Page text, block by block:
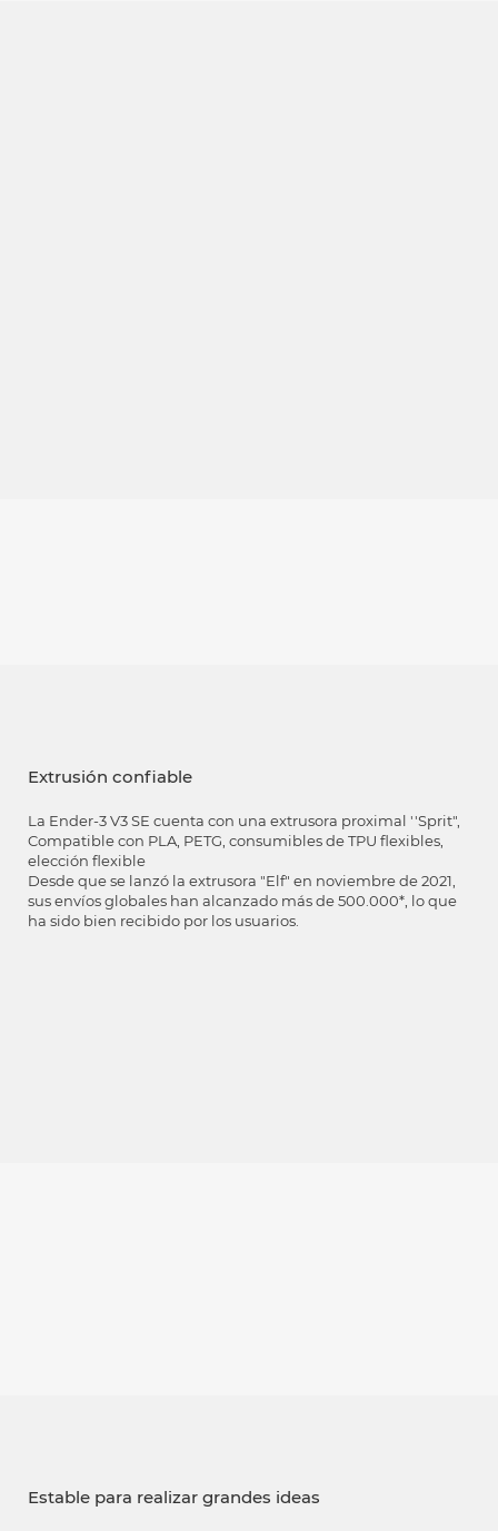
Extrusión confiable
La Ender-3 V3 SE cuenta con una extrusora proximal ''Sprit",
Compatible con PLA, PETG, consumibles de TPU flexibles,
elección flexible
Desde que se lanzó la extrusora "Elf" en noviembre de 2021,
sus envíos globales han alcanzado más de 500.000*, lo que
ha sido bien recibido por los usuarios.
Estable para realizar grandes ideas